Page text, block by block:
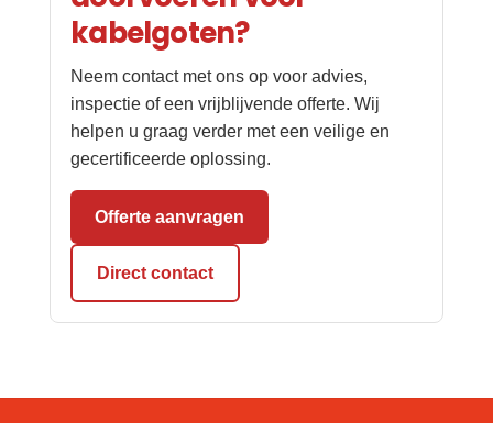
kabelgoten?
Neem contact met ons op voor advies,
inspectie of een vrijblijvende offerte. Wij
helpen u graag verder met een veilige en
gecertificeerde oplossing.
Offerte aanvragen
Direct contact